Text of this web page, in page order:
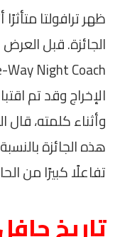
ظهر ترافولتا
الإخراج وقد تم
وأثناء كلمته،
هذه الجائزة
تفاعلًا كبيرًا من
تاريخ